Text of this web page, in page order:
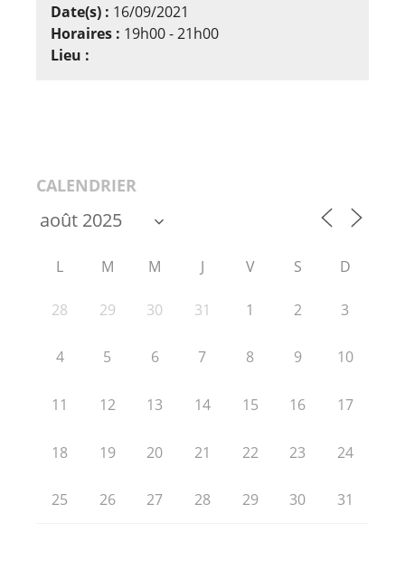
Date(s) : 16/09/2021
Horaires : 19h00 - 21h00
Lieu :
CALENDRIER
L M M J V S D
28 29 30 31 1 2 3
4 5 6 7 8 9 10
11 12 13 14 15 16 17
18 19 20 21 22 23 24
25 26 27 28 29 30 31